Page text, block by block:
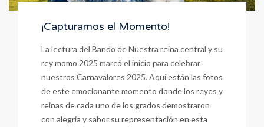
¡Capturamos el Momento!
La lectura del Bando de Nuestra reina central y su
rey momo 2025 marcó el inicio para celebrar
nuestros Carnavalores 2025. Aquí están las fotos
de este emocionante momento donde los reyes y
reinas de cada uno de los grados demostraron
con alegría y sabor su representación en esta